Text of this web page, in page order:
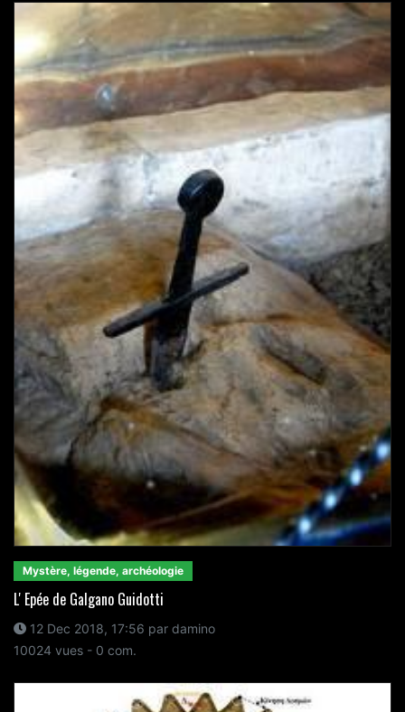
Mystère, légende, archéologie
L' Epée de Galgano Guidotti
12 Dec 2018, 17:56 par damino
10024 vues - 0 com.